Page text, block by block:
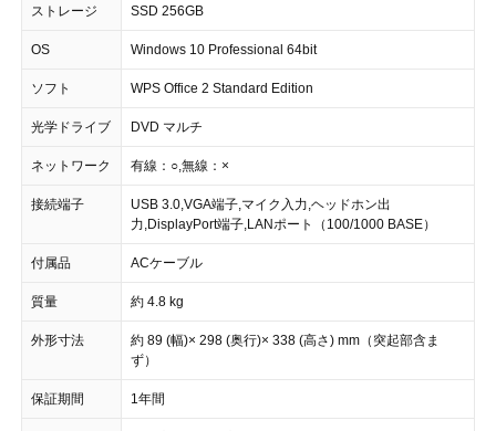
ストレージ SSD 256GB
OS Windows 10 Professional 64bit
ソフト WPS Office 2 Standard Edition
光学ドライブ DVD マルチ
ネットワーク 有線：○,無線：×
接続端子
USB 3.0,VGA端子,マイク入力,ヘッドホン出
力,DisplayPort端子,LANポート（100/1000 BASE）
付属品 ACケーブル
質量 約 4.8 kg
外形寸法
約 89 (幅)× 298 (奥行)× 338 (高さ) mm（突起部含ま
ず）
保証期間 1年間